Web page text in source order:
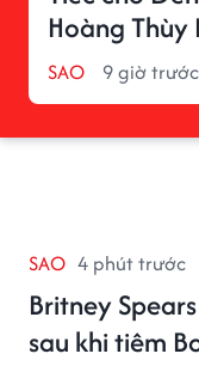
Hoàng Thùy
SAO 9 giờ trước
SAO 4 phút trước
Britney
sau khi tiêm